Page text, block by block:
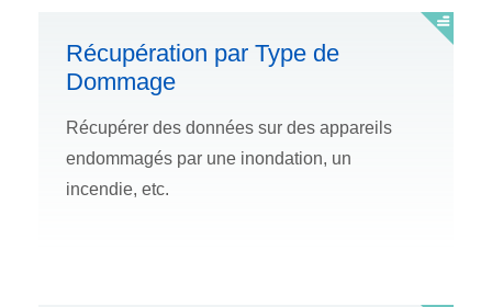
Récupération par Type de
Dommage
Récupérer des données sur des appareils
endommagés par une inondation, un
incendie, etc.